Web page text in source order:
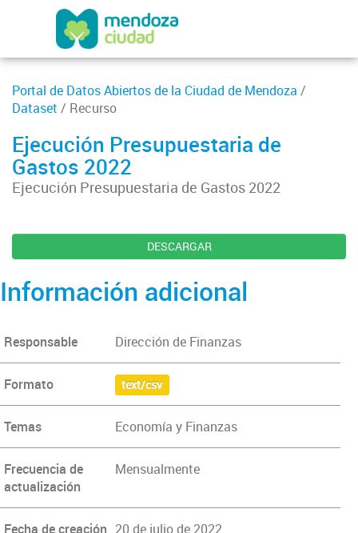
Portal de Datos Abiertos de la Ciudad de Mendoza /
Dataset / Recurso
Ejecución Presupuestaria de
Gastos 2022
Ejecución Presupuestaria de Gastos 2022
DESCARGAR
Información adicional
Responsable Dirección de Finanzas
Formato text/csv
Temas Economía y Finanzas
Frecuencia de
actualización
Mensualmente
Fecha de creación 20 de julio de 2022